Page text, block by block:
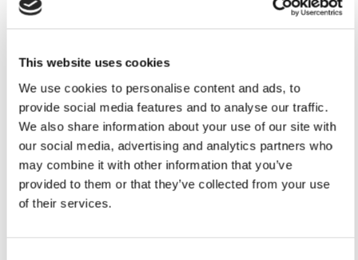
This website uses cookies
We use cookies to personalise content and ads, to
provide social media features and to analyse our traffic.
We also share information about your use of our site with
our social media, advertising and analytics partners who
may combine it with other information that you’ve
provided to them or that they’ve collected from your use
of their services.
Позвоните мне
99876737
Please click on ‘View larger map’ for directions to
the location.